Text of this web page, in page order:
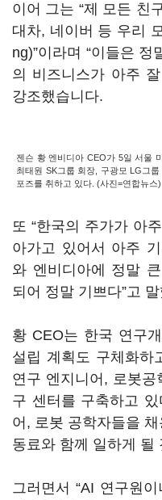
이어 그는 “제 모든 친
대차, 네이버 등 우리
ng)”이라며 “이들은
의 비즈니스가 아주
강조했습니다.
젠슨 황 엔비디아 CEO가 5일 서울
최태원 SK그룹 회장, 구광모 LG그
포즈를 취하고 있다. (사진=연합뉴스)
또 “한국의 주가가 아
아가고 있어서 아주
와 엔비디아에 정말
되어 정말 기쁘다”고
황 CEO는 한국 연구
설립 계획도 구체화하
연구 엔지니어, 로봇
구 센터를 구축하고 있
어, 로봇 공학자들을
동료와 함께 일하게 될
그러면서 “AI 연구원